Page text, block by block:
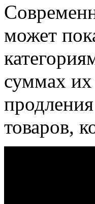
может
суммах их
товаров,